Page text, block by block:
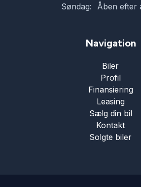
Søndag:
Åben efter
Navigation
Biler
Profil
Finansiering
Leasing
Sælg din bil
Kontakt
Solgte biler